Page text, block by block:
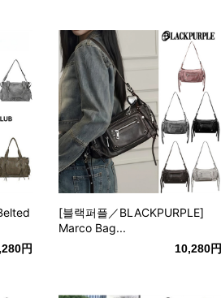
円
[블랙퍼플／BLACKPURPLE]
Marco Bag...
10,280円